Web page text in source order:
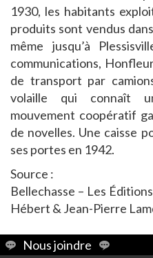
1930, les habitants
produits sont vendus
même jusqu’à
communications,
de transport par
volaille qui connaît
mouvement coopératif
de novelles. Une caisse
ses portes en 1942.
Source :
Bellechasse – Les
Hébert & Jean-Pierre
Nous joindre